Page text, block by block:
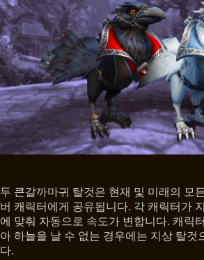
두 큰갈까마귀 탈것은 현재 및 미래의 모
버 캐릭터에게 공유됩니다. 각 캐릭터가
에 맞춰 자동으로 속도가 변합니다. 캐릭
아 하늘을 날 수 없는 경우에는 지상 탈것
다.